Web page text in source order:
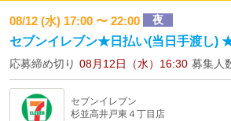
08/12 (水) 17:00 〜 22:00 夜
セブンイレブン★日払い(当日手渡し)
応募締め切り 08月12日（水）16:30 募集人
セブンイレブン
杉並高井戸東４丁目店